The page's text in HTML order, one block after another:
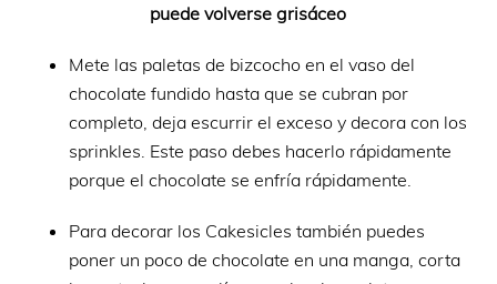
puede volverse grisáceo
Mete las paletas de bizcocho en el vaso del
chocolate fundido hasta que se cubran por
completo, deja escurrir el exceso y decora con los
sprinkles. Este paso debes hacerlo rápidamente
porque el chocolate se enfría rápidamente.
Para decorar los Cakesicles también puedes
poner un poco de chocolate en una manga, corta